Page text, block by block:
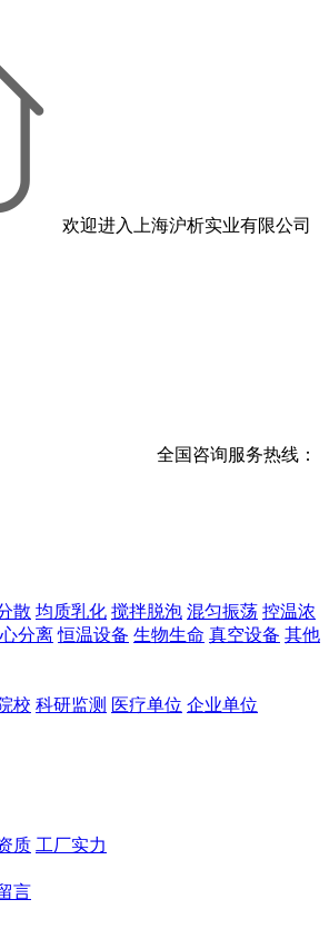
欢迎进入上海沪析实业有限公司
全国咨询服务热线：
散 均质乳化 搅拌脱泡 混匀振荡 控温浓
分离 恒温设备 生物生命 真空设备 其他
校 科研监测 医疗单位 企业单位
质 工厂实力
言